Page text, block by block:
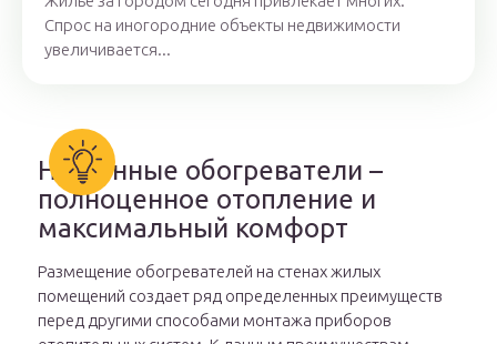
Спрос на иногородние объекты недвижимости
увеличивается...
Настенные обогреватели –
полноценное отопление и
максимальный комфорт
Размещение обогревателей на стенах жилых
помещений создает ряд определенных преимуществ
перед другими способами монтажа приборов